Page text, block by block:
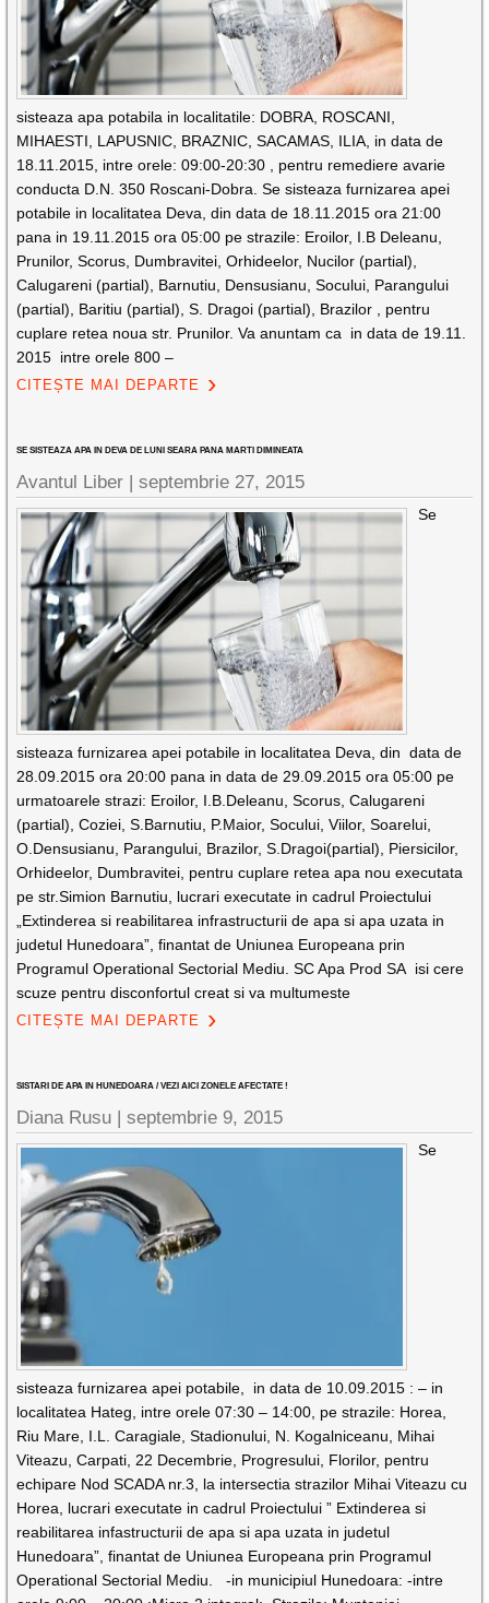
sisteaza apa potabila in localitatile: DOBRA, ROSCANI,
MIHAESTI, LAPUSNIC, BRAZNIC, SACAMAS, ILIA, in data de
18.11.2015, intre orele: 09:00-20:30 , pentru remediere avarie
conducta D.N. 350 Roscani-Dobra. Se sisteaza furnizarea apei
potabile in localitatea Deva, din data de 18.11.2015 ora 21:00
pana in 19.11.2015 ora 05:00 pe strazile: Eroilor, I.B Deleanu,
Prunilor, Scorus, Dumbravitei, Orhideelor, Nucilor (partial),
Calugareni (partial), Barnutiu, Densusianu, Socului, Parangului
(partial), Baritiu (partial), S. Dragoi (partial), Brazilor , pentru
cuplare retea noua str. Prunilor. Va anuntam ca in data de 19.11.
2015 intre orele 800 –
CITEȘTE MAI DEPARTE
SE SISTEAZA APA IN DEVA DE LUNI SEARA PANA MARTI DIMINEATA
Avantul Liber |septembrie 27, 2015
Se
sisteaza furnizarea apei potabile in localitatea Deva, din data de
28.09.2015 ora 20:00 pana in data de 29.09.2015 ora 05:00 pe
urmatoarele strazi: Eroilor, I.B.Deleanu, Scorus, Calugareni
(partial), Coziei, S.Barnutiu, P.Maior, Socului, Viilor, Soarelui,
O.Densusianu, Parangului, Brazilor, S.Dragoi(partial), Piersicilor,
Orhideelor, Dumbravitei, pentru cuplare retea apa nou executata
pe str.Simion Barnutiu, lucrari executate in cadrul Proiectului
„Extinderea si reabilitarea infrastructurii de apa si apa uzata in
judetul Hunedoara”, finantat de Uniunea Europeana prin
Programul Operational Sectorial Mediu. SC Apa Prod SA isi cere
scuze pentru disconfortul creat si va multumeste
CITEȘTE MAI DEPARTE
SISTARI DE APA IN HUNEDOARA / VEZI AICI ZONELE AFECTATE !
Diana Rusu |septembrie 9, 2015
Se
sisteaza furnizarea apei potabile, in data de 10.09.2015 : – in
localitatea Hateg, intre orele 07:30 – 14:00, pe strazile: Horea,
Riu Mare, I.L. Caragiale, Stadionului, N. Kogalniceanu, Mihai
Viteazu, Carpati, 22 Decembrie, Progresului, Florilor, pentru
echipare Nod SCADA nr.3, la intersectia strazilor Mihai Viteazu cu
Horea, lucrari executate in cadrul Proiectului ” Extinderea si
reabilitarea infastructurii de apa si apa uzata in judetul
Hunedoara”, finantat de Uniunea Europeana prin Programul
Operational Sectorial Mediu. -in municipiul Hunedoara: -intre